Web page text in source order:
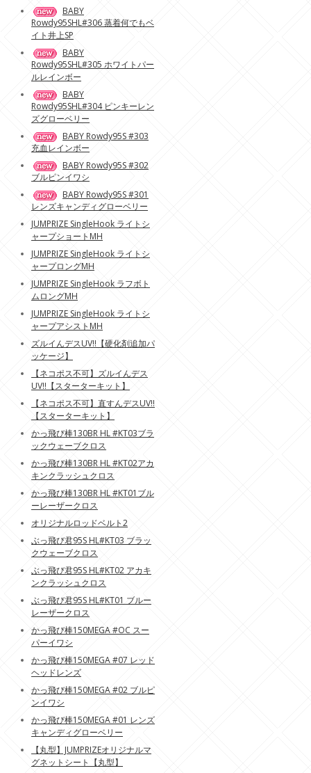
BABY
Rowdy95SHL#306 蒸着何でもベ
イト井上SP
BABY
Rowdy95SHL#305 ホワイトパー
ルレインボー
BABY
Rowdy95SHL#304 ピンキーレン
ズグローベリー
BABY Rowdy95S #303
充血レインボー
BABY Rowdy95S #302
ブルピンイワシ
BABY Rowdy95S #301
レンズキャンディグローベリー
JUMPRIZE SingleHook ライトシ
ャープショートMH
JUMPRIZE SingleHook ライトシ
ャープロングMH
JUMPRIZE SingleHook ラフボト
ムロングMH
JUMPRIZE SingleHook ライトシ
ャープアシストMH
ズルイんデスUV!!【硬化剤追加パ
ッケージ】
【ネコポス不可】ズルイんデス
UV!!【スターターキット】
【ネコポス不可】直すんデスUV!!
【スターターキット】
かっ飛び棒130BR HL #KT03ブラ
ックウェーブクロス
かっ飛び棒130BR HL #KT02アカ
キンクラッシュクロス
かっ飛び棒130BR HL #KT01ブル
ーレーザークロス
オリジナルロッドベルト2
ぶっ飛び君95S HL#KT03 ブラッ
クウェーブクロス
ぶっ飛び君95S HL#KT02 アカキ
ンクラッシュクロス
ぶっ飛び君95S HL#KT01 ブルー
レーザークロス
かっ飛び棒150MEGA #OC スー
パーイワシ
かっ飛び棒150MEGA #07 レッド
ヘッドレンズ
かっ飛び棒150MEGA #02 ブルピ
ンイワシ
かっ飛び棒150MEGA #01 レンズ
キャンディグローベリー
【丸型】JUMPRIZEオリジナルマ
グネットシート【丸型】